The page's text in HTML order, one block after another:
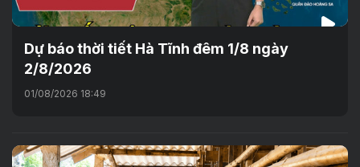
Dự báo thời tiết Hà Tĩnh đêm 1/8 ngày
2/8/2026
01/08/2026 18:49